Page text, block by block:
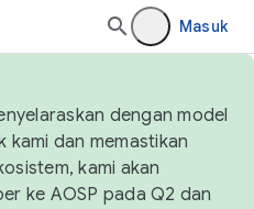
Masuk
dengan model
dan memastikan
kami akan
ke AOSP pada Q2 dan